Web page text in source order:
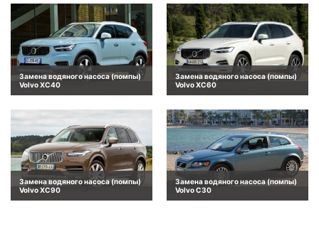
Замена водяного насоса (помпы)
Volvo XC40
Замена водяного насоса (помпы)
Volvo XC60
Замена водяного насоса (помпы)
Volvo XC90
Замена водяного насоса (помпы)
Volvo C30